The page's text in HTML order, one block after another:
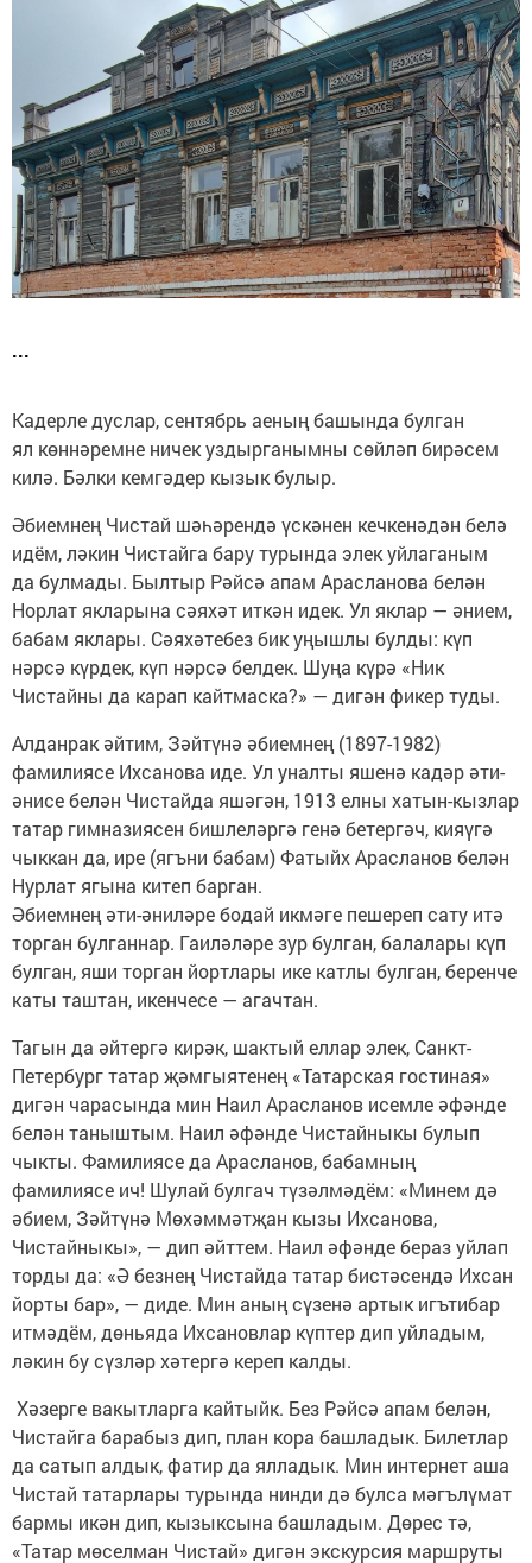
...
Кадерле дуслар, сентябрь аеның башында булган
ял көннәремне ничек уздырганымны сөйләп бирәсем
килә. Бәлки кемгәдер кызык булыр.
Әбиемнең Чистай шәһәрендә үскәнен кечкенәдән белә
идём, ләкин Чистайга бару турында элек уйлаганым
да булмады. Былтыр Рәйсә апам Арасланова белән
Норлат якларына сәяхәт иткән идек. Ул яклар — әнием,
бабам яклары. Сәяхәтебез бик уңышлы булды: күп
нәрсә күрдек, күп нәрсә белдек. Шуңа күрә «Ник
Чистайны да карап кайтмаска?» — дигән фикер туды.
Алданрак әйтим, Зәйтүнә әбиемнең (1897-1982)
фамилиясе Ихсанова иде. Ул уналты яшенә кадәр әти-
әнисе белән Чистайда яшәгән, 1913 елны хатын-кызлар
татар гимназиясен бишлеләргә генә бетергәч, кияүгә
чыккан да, ире (ягъни бабам) Фатыйх Арасланов белән
Нурлат ягына китеп барган.
Әбиемнең әти-әниләре бодай икмәге пешереп сату итә
торган булганнар. Гаиләләре зур булган, балалары күп
булган, яши торган йортлары ике катлы булган, беренче
каты таштан, икенчесе — агачтан.
Тагын да әйтергә кирәк, шак­тый еллар элек, Санкт-
Петербург татар җәмгыятенең «Татарская гостиная»
дигән чарасында мин Наил Арасланов исемле әфәнде
белән таныштым. Наил әфәнде Чистайныкы булып
чыкты. Фамилиясе да Арасланов, бабамның
фамилиясе ич! Шулай булгач түзәлмәдём: «Минем дә
әбием, Зәйтүнә Мөхәммәтҗан кызы Ихсанова,
Чистайныкы», — дип әйттем. Наил әфәнде бераз уйлап
торды да: «Ә безнең Чистайда татар бистәсендә Ихсан
йорты бар», — диде. Мин аның сүзенә артык игътибар
итмәдём, дөньяда Ихсановлар күптер дип уйладым,
ләкин бу сүзләр хәтергә кереп калды.
Хәзерге вакытларга кайтыйк. Без Рәйсә апам белән,
Чистайга барабыз дип, план кора башладык. Билетлар
да сатып алдык, фатир да ялладык. Мин интернет аша
Чистай татарлары турында нинди дә булса мәгълүмат
бармы икән дип, кызыксына башладым. Дөрес тә,
«Татар мөселман Чистай» дигән экскурсия маршруты